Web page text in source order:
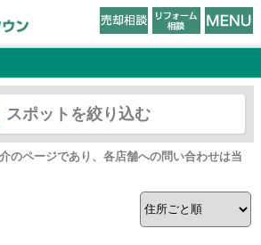
スポットを絞り込む
のページであり、各店舗への問い合わせは当